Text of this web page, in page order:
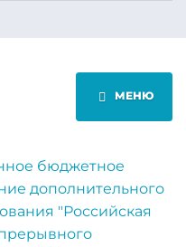
МЕНЮ
бюджетное
дополнительного
"Российская